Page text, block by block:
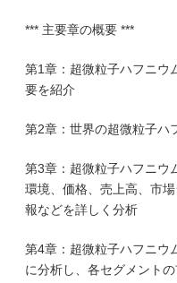
*** 主要章の概要 ***
第1章：超微粒子ハフニウ
要を紹介
第2章：世界の超微粒子ハ
第3章：超微粒子ハフニウ
環境、価格、売上高、市
報などを詳しく分析
第4章：超微粒子ハフニウ
に分析し、各セグメント